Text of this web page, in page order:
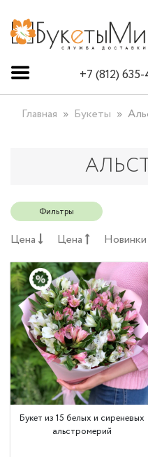
+7 (812)
Главная Букеты
Фильтры
Цена Цена Новинки
Букет из 15 белых и сиреневых
альстромерий